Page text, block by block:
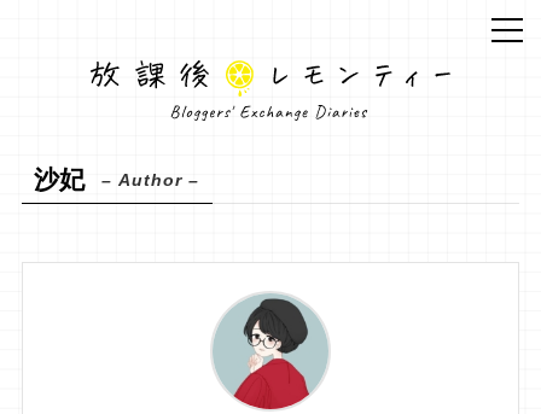
沙妃 – Author –